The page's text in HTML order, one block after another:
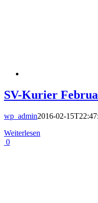
SV-Kurier
wp_admin2016-02-
Weiterlesen
0